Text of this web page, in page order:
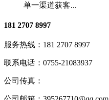
单一渠道获客...
181 2707 8997
服务热线： 181 2707 8997
联系电话： 0755-21083937
公司传真：